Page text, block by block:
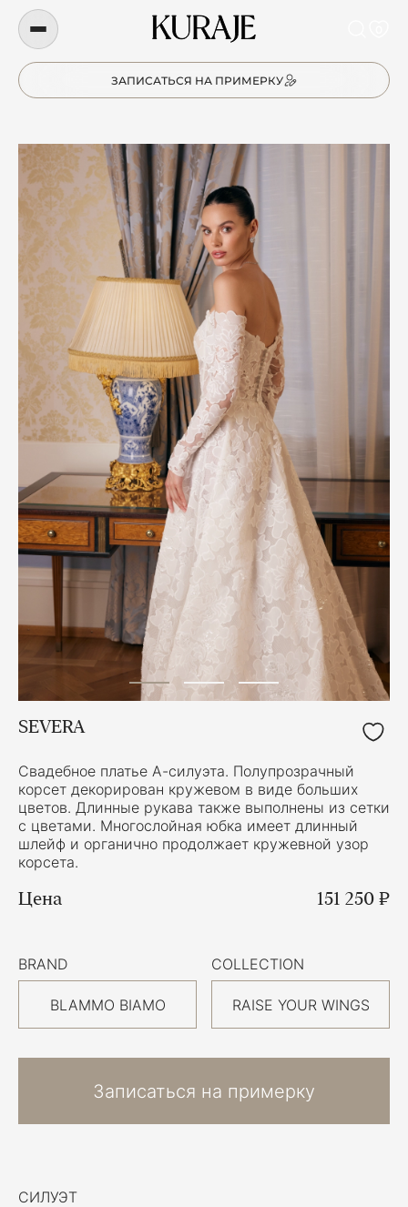
ЗАПИСАТЬСЯ НА ПРИМЕРКУ
СИЛУЭТ
SEVERA
Свадебное платье А-силуэта. Полупрозрачный
корсет декорирован кружевом в виде больших
цветов. Длинные рукава также выполнены из сетки
с цветами. Многослойная юбка имеет длинный
шлейф и органично продолжает кружевной узор
корсета.
Цена 151 250 ₽
BRAND
BLAMMO BIAMO
COLLECTION
RAISE YOUR WINGS
Записаться на примерку